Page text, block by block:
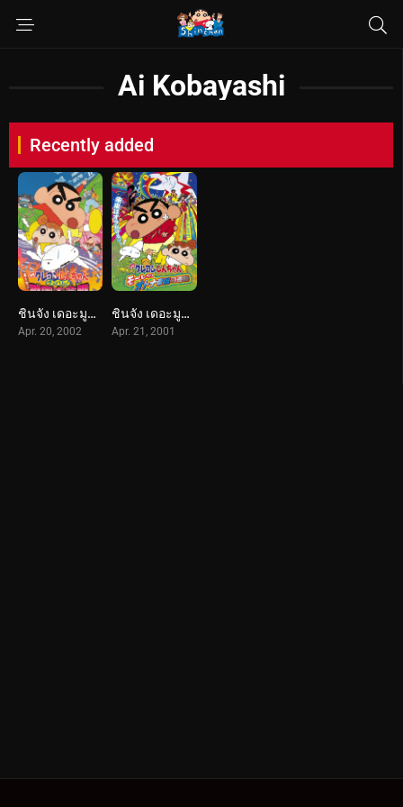
Ai Kobayashi
Recently added
ชินจัง เดอะมูฟวี่ 10 ตอน ต้องไปช่วยเจ้าหญิงซะแล้ว (2002) Crayon Shin-chan: A Storm-invoking Splendor! The Battle of the Warring States
Apr. 20, 2002
ชินจัง เดอะมูฟวี่ 9 ตอน บุกถล่มอาณาจักรพวกผู้ใหญ่ (2001) Crayon Shin-chan: Storm-invoking Passion! The Adult Empire Strikes Back
Apr. 21, 2001